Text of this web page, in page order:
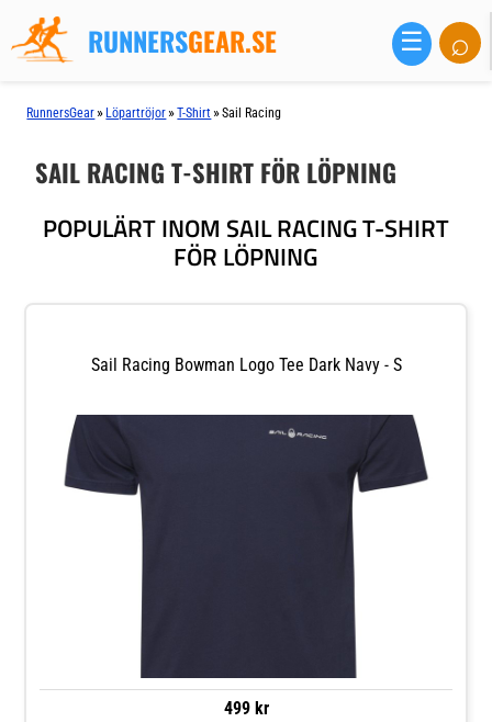
RUNNERSGEAR.SE ☰ ⌕
RunnersGear » Löpartröjor »T-Shirt »Sail Racing
SAIL RACING T-SHIRT FÖR LÖPNING
POPULÄRT INOM SAIL RACING T-SHIRT
FÖR LÖPNING
Sail Racing Bowman Logo Tee Dark Navy - S
499 kr